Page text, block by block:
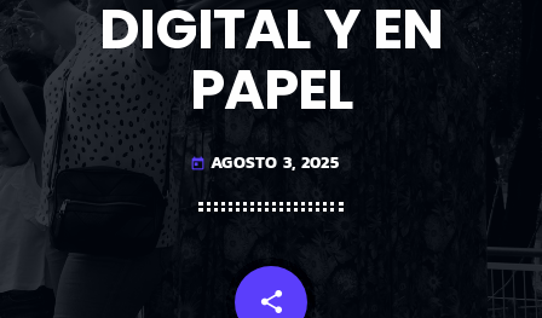
DIGITAL Y EN
PAPEL
today AGOSTO 3, 2025
share
email